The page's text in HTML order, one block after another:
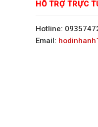
HỖ TRỢ TRỰC
Hotline:
Email: